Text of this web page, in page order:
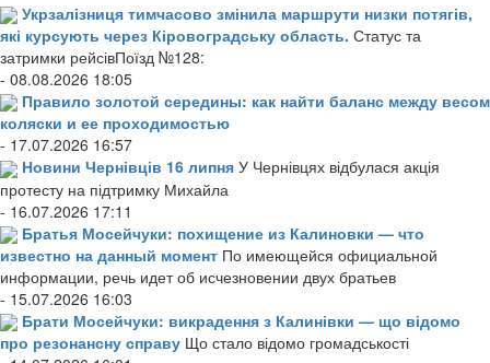
Укрзалізниця тимчасово змінила маршрути низки потягів,
які курсують через Кіровоградську область. Статус та
затримки рейсівПоїзд №128:
- 08.08.2026 18:05
Правило золотой середины: как найти баланс между весом
коляски и ее проходимостью
- 17.07.2026 16:57
Новини Чернівців 16 липня У Чернівцях відбулася акція
протесту на підтримку Михайла
- 16.07.2026 17:11
Братья Мосейчуки: похищение из Калиновки — что
известно на данный момент По имеющейся официальной
информации, речь идет об исчезновении двух братьев
- 15.07.2026 16:03
Брати Мосейчуки: викрадення з Калинівки — що відомо
про резонансну справу Що стало відомо громадськості